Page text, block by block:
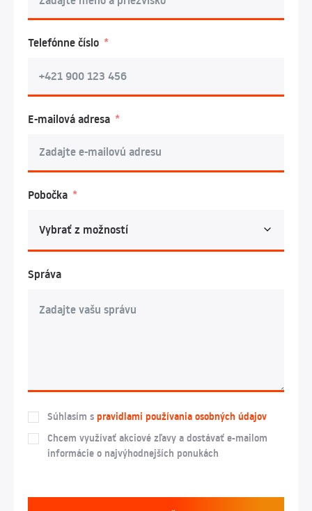
Telefónne číslo
E-mailová adresa
Pobočka
Správa
Súhlasím s pravidlami používania osobných údajov
Chcem využívať akciové zľavy a dostávať e-mailom
informácie o najvýhodnejších ponukách